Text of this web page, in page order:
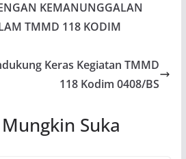
KEMANUNGGALAN
TMMD 118 KODIM
Keras Kegiatan TMMD
118 Kodim 0408/BS
Suka